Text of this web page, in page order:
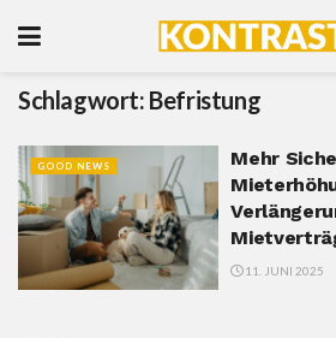
Schlagwort: Befristung
GOOD NEWS
Mehr
11. JUNI 2025